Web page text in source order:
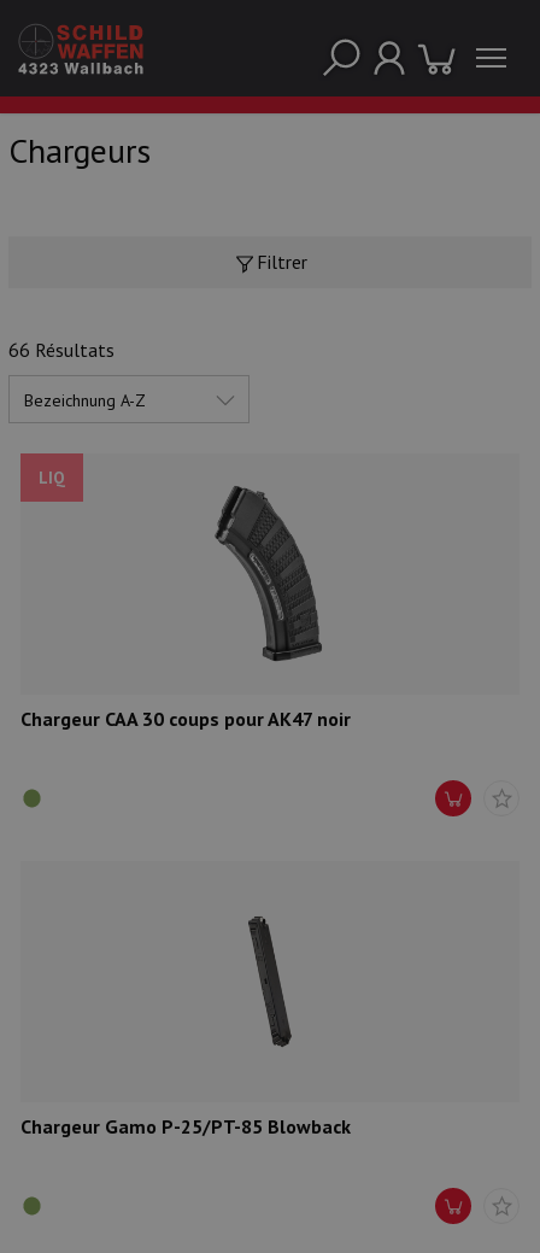
Chargeurs
Filtrer
66 Résultats
LIQ
Chargeur CAA 30 coups pour AK47 noir
Chargeur Gamo P-25/PT-85 Blowback
NOS CATÉGORIES PRINCIPALES